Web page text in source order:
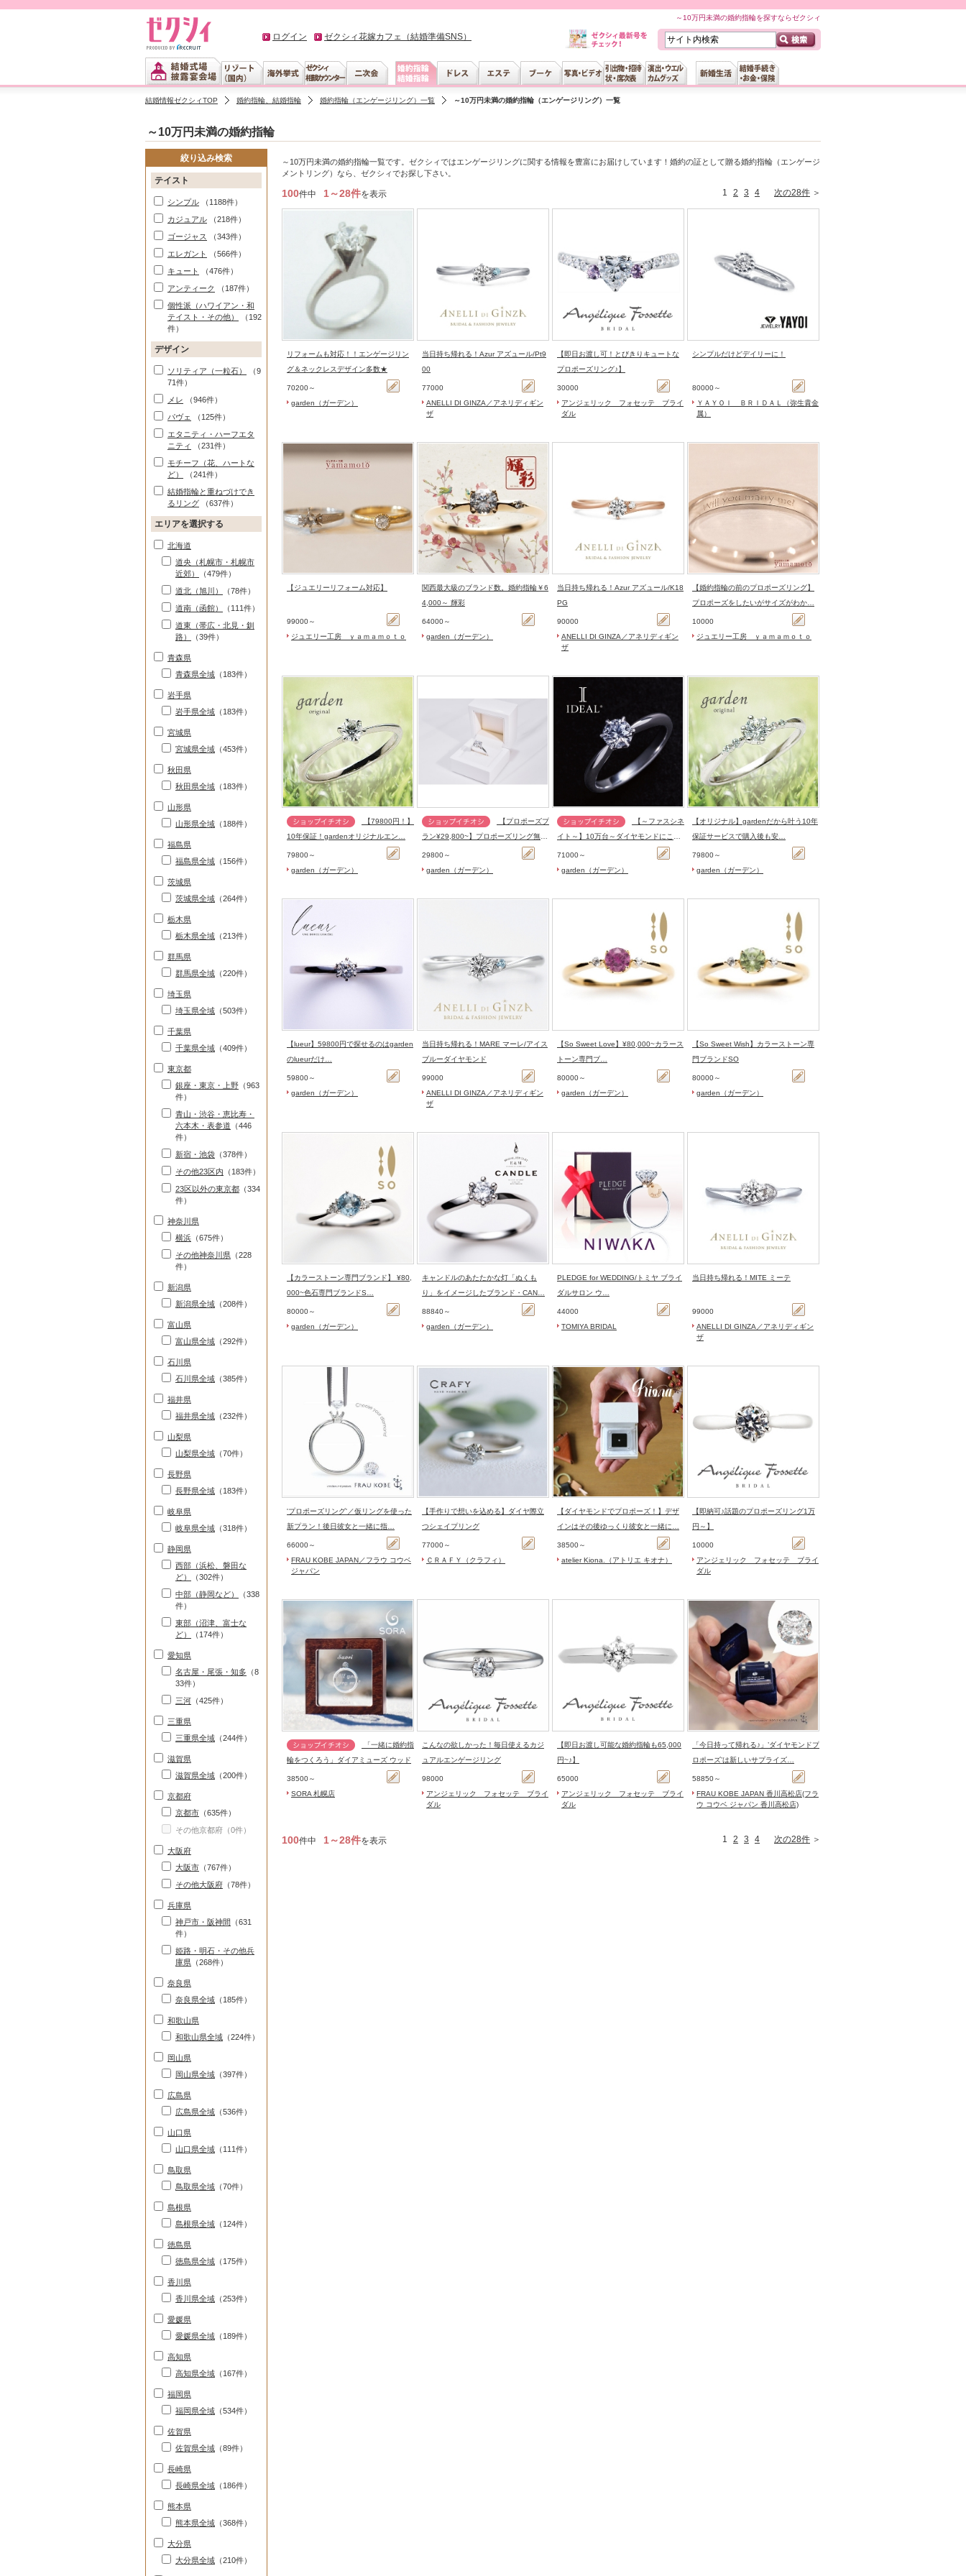
～10万円未満の婚約指輪を探すならゼクシィ
ログイン ゼクシィ花嫁カフェ（結婚準備SNS）
結婚情報ゼクシィTOP 婚約指輪、結婚指輪 婚約指輪（エンゲージリング）一覧 ～10万円未満の婚約指輪（エンゲージリング）一覧
～10万円未満の婚約指輪
～10万円未満の婚約指輪一覧です。ゼクシィではエンゲージリングに関する情報を豊富にお届けしています！婚約の証として贈る婚約指輪（エンゲージ
メントリング）なら、ゼクシィでお探し下さい。
100件中 1～28件を表示 1 2 3 4 次の28件 ＞
リフォームも対応！！エンゲージリン
グ＆ネックレスデザイン多数★
70200～
garden（ガーデン）
当日持ち帰れる！Azur アズュール/Pt9
00
77000
ANELLI DI GINZA／アネリディギン
ザ
【即日お渡し可！とびきりキュートな
プロポーズリング♪】
30000
アンジェリック フォセッテ ブライ
ダル
シンプルだけどデイリーに！
80000～
ＹＡＹＯＩ ＢＲＩＤＡＬ（弥生貴金
属）
【ジュエリーリフォーム対応】
99000～
ジュエリー工房 ｙａｍａｍｏｔｏ
関西最大級のブランド数。婚約指輪￥6
4,000～ 輝彩
64000～
garden（ガーデン）
当日持ち帰れる！Azur アズュール/K18
PG
90000
ANELLI DI GINZA／アネリディギン
ザ
【婚約指輪の前のプロポーズリング】
プロポーズをしたいがサイズがわか…
10000
ジュエリー工房 ｙａｍａｍｏｔｏ
10年保証！gardenオリジナルエン…
79800～
garden（ガーデン）
ラン¥29,800~】プロポーズリング無
料…
29800～
garden（ガーデン）
イト～】10万台～ダイヤモンドにこだ
わった…
71000～
garden（ガーデン）
【オリジナル】gardenだから叶う10年
保証サービスで購入後も安…
79800～
garden（ガーデン）
【lueur】59800円で探せるのはgarden
のlueurだけ…
59800～
garden（ガーデン）
当日持ち帰れる！MARE マーレ/アイス
ブルーダイヤモンド
99000
ANELLI DI GINZA／アネリディギン
ザ
【So Sweet Love】¥80,000~カラース
トーン専門ブ…
80000～
garden（ガーデン）
【So Sweet Wish】カラーストーン専
門ブランドSO
80000～
garden（ガーデン）
【カラーストーン専門ブランド】 ¥80,
000~色石専門ブランドS…
80000～
garden（ガーデン）
キャンドルのあたたかな灯「ぬくも
り」をイメージしたブランド・CAN…
88840～
garden（ガーデン）
PLEDGE for WEDDING/トミヤ ブライ
ダルサロン ウ…
44000
TOMIYA BRIDAL
当日持ち帰れる！MITE ミーテ
99000
ANELLI DI GINZA／アネリディギン
ザ
'プロポーズリング'／仮リングを使った
新プラン！後日彼女と一緒に指…
66000～
FRAU KOBE JAPAN／フラウ コウベ
ジャパン
【手作りで想いを込める】ダイヤ際立
つシェイプリング
77000～
ＣＲＡＦＹ（クラフィ）
【ダイヤモンドでプロポーズ！】デザ
インはその後ゆっくり彼女と一緒に…
38500～
atelier Kiona.（アトリエ キオナ）
【即納可♪話題のプロポーズリング1万
円～】
10000
アンジェリック フォセッテ ブライ
ダル
輪をつくろう」ダイアミューズ ウッド
38500～
SORA 札幌店
こんなの欲しかった！毎日使えるカジ
ュアルエンゲージリング
98000
アンジェリック フォセッテ ブライ
ダル
【即日お渡し可能な婚約指輪も65,000
円~♪】
65000
アンジェリック フォセッテ ブライ
ダル
「今日持って帰れる♪」’ダイヤモンドプ
ロポーズ’は新しいサプライズ…
58850～
FRAU KOBE JAPAN 香川高松店(フラ
ウ コウベ ジャパン 香川高松店)
100件中 1～28件を表示 1 2 3 4 次の28件 ＞
絞り込み検索
テイスト
シンプル （1188件）
カジュアル （218件）
ゴージャス
（343件）
エレガント
（566件）
キュート
（476件）
アンティーク
（187件）
個性派（ハワイアン・和
テイスト・その他）
（192
件）
デザイン
ソリティア（一粒石）
（9
71件）
メレ （946件）
パヴェ
（125件）
エタニティ・ハーフエタ
ニティ
（231件）
モチーフ（花、ハートな
ど）
（241件）
結婚指輪と重ねづけでき
るリング （637件）
エリアを選択する
北海道
道央（札幌市・札幌市
近郊）
（479件）
道北（旭川）
（78件）
道南（函館）
（111件）
道東（帯広・北見・釧
路）
（39件）
青森県
青森県全域 （183件）
岩手県
岩手県全域 （183件）
宮城県
宮城県全域 （453件）
秋田県
秋田県全域 （183件）
山形県
山形県全域 （188件）
福島県
福島県全域 （156件）
茨城県
茨城県全域 （264件）
栃木県
栃木県全域 （213件）
群馬県
群馬県全域 （220件）
埼玉県
埼玉県全域 （503件）
千葉県
千葉県全域 （409件）
東京都
銀座・東京・上野 （963
件）
青山・渋谷・恵比寿・
六本木・表参道 （446
件）
新宿・池袋 （378件）
その他23区内 （183件）
23区以外の東京都 （334
件）
神奈川県
横浜 （675件）
その他神奈川県 （228
件）
新潟県
新潟県全域 （208件）
富山県
富山県全域 （292件）
石川県
石川県全域 （385件）
福井県
福井県全域 （232件）
山梨県
山梨県全域 （70件）
長野県
長野県全域 （183件）
岐阜県
岐阜県全域 （318件）
静岡県
西部（浜松、磐田な
ど）
（302件）
中部（静岡など）
（338
件）
東部（沼津、富士な
ど）
（174件）
愛知県
名古屋・尾張・知多 （8
33件）
三河 （425件）
三重県
三重県全域 （244件）
滋賀県
滋賀県全域 （200件）
京都府
京都市 （635件）
その他京都府（0件）
大阪府
大阪市 （767件）
その他大阪府 （78件）
兵庫県
神戸市・阪神間 （631
件）
姫路・明石・その他兵
庫県 （268件）
奈良県
奈良県全域 （185件）
和歌山県
和歌山県全域 （224件）
岡山県
岡山県全域 （397件）
広島県
広島県全域 （536件）
山口県
山口県全域 （111件）
鳥取県
鳥取県全域 （70件）
島根県
島根県全域 （124件）
徳島県
徳島県全域 （175件）
香川県
香川県全域 （253件）
愛媛県
愛媛県全域 （189件）
高知県
高知県全域 （167件）
福岡県
福岡県全域 （534件）
佐賀県
佐賀県全域 （89件）
長崎県
長崎県全域 （186件）
熊本県
熊本県全域 （368件）
大分県
大分県全域 （210件）